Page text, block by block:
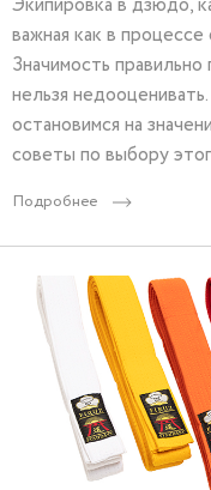
Экипировка в дзюдо,
важная как в процессе
Значимость
нельзя
остановимся на
советы по выбору
Подробнее